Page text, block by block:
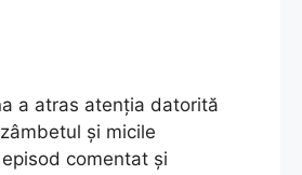
a atras atenția datorită
și micile
comentat și